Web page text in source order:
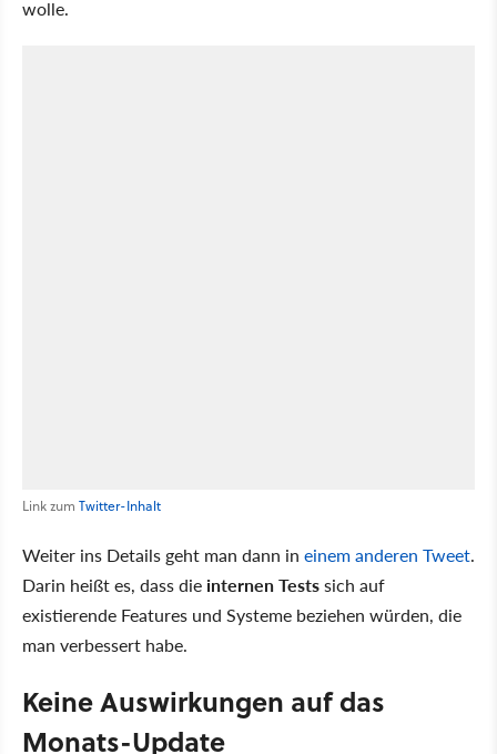
wolle.
Link zum Twitter-Inhalt
Weiter ins Details geht man dann in einem anderen Tweet.
Darin heißt es, dass die internen Testssich auf
existierende Features und Systeme beziehen würden, die
man verbessert habe.
Keine Auswirkungen auf das
Monats-Update